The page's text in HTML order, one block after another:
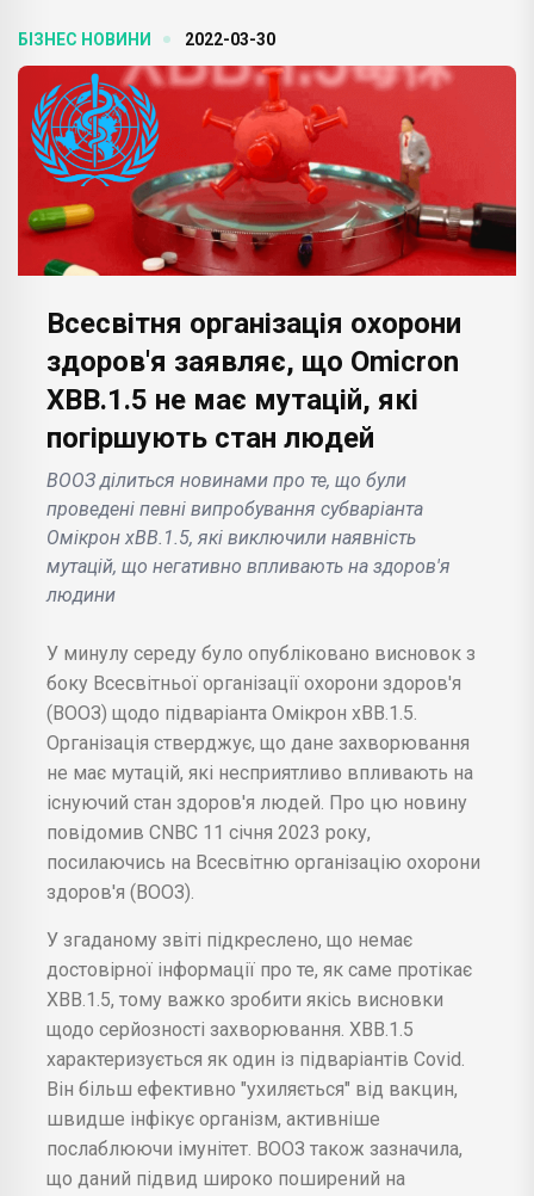
БІЗНЕС НОВИНИ 2022-03-30
Всесвітня організація охорони
здоров'я заявляє, що Omicron
XBB.1.5 не має мутацій, які
погіршують стан людей
ВООЗ ділиться новинами про те, що були
проведені певні випробування субваріанта
Омікрон xBB.1.5, які виключили наявність
мутацій, що негативно впливають на здоров'я
людини
У минулу середу було опубліковано висновок з
боку Всесвітньої організації охорони здоров'я
(ВООЗ) щодо підваріанта Омікрон xBB.1.5.
Організація стверджує, що дане захворювання
не має мутацій, які несприятливо впливають на
існуючий стан здоров'я людей. Про цю новину
повідомив CNBC 11 січня 2023 року,
посилаючись на Всесвітню організацію охорони
здоров'я (ВООЗ).
У згаданому звіті підкреслено, що немає
достовірної інформації про те, як саме протікає
XBB.1.5, тому важко зробити якісь висновки
щодо серйозності захворювання. XBB.1.5
характеризується як один із підваріантів Covid.
Він більш ефективно "ухиляється" від вакцин,
швидше інфікує організм, активніше
послаблюючи імунітет. ВООЗ також зазначила,
що даний підвид широко поширений на